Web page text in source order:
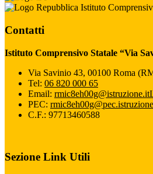
Istituto
Contatti
Istituto Comprensivo Statale “Via
Via Savinio 43, 00100 Roma
Tel: 06 820 000 65
Email: rmic8eh00g@istruzione.it
PEC:
C.F.: 97713460588
Sezione Link Utili